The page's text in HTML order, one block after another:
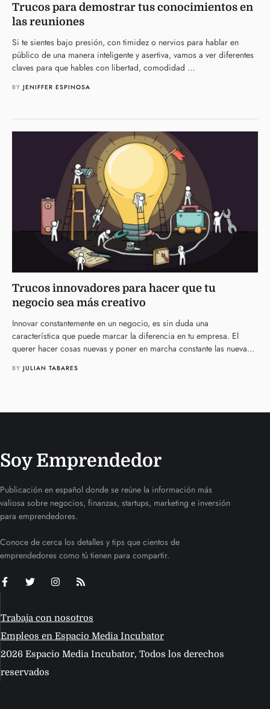
Trucos para demostrar tus conocimientos en
las reuniones
Si te sientes bajo presión, con timidez o nervios para hablar en
público de una manera inteligente y asertiva, vamos a ver diferentes
claves para que hables con libertad, comodidad …
BY JENIFFER ESPINOSA
Trucos innovadores para hacer que tu
negocio sea más creativo
Innovar constantemente en un negocio, es sin duda una
característica que puede marcar la diferencia en tu empresa. El
querer hacer cosas nuevas y poner en marcha constante las nuevas
BY JULIAN TABARES
Soy Emprendedor
Publicación en español donde se reúne la información más
valiosa sobre negocios, finanzas, startups, marketing e inversión
para emprendedores.
Conoce de cerca los detalles y tips que cientos de
emprendedores como tú tienen para compartir.
Trabaja con nosotros
Empleos en Espacio Media Incubator
2026 Espacio Media Incubator, Todos los derechos
reservados